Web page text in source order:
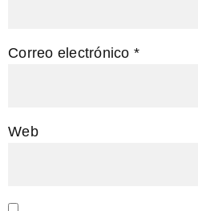
Correo electrónico *
Web